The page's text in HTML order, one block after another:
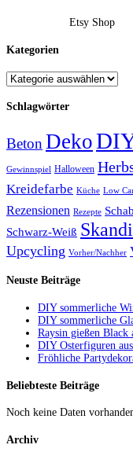
Etsy Shop
Kategorien
Schlagwörter
Beton Deko
Gewinnspiel Halloween
Kreidefarbe Küche Low
Rezensionen Rezepte
Schwarz-Weiß
Upcycling Vorher/Nachher
Neuste Beiträge
DIY sommerliche
DIY sommerliche
Raysin gießen Black
DIY Osterfiguren
Fröhliche
Beliebteste Beiträge
Noch keine Daten
Archiv